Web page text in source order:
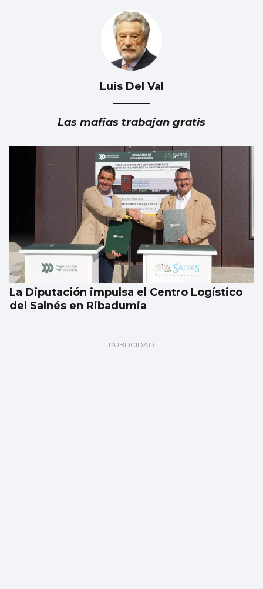
Luis Del Val
Las mafias trabajan gratis
La Diputación impulsa el Centro Logístico
del Salnés en Ribadumia